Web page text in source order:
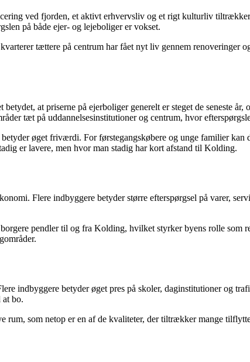
ved fjorden, et aktivt erhvervsliv og et rigt kulturliv
på både ejer- og lejeboliger er vokset.
tættere på centrum har fået nyt liv gennem renoveringer
at priserne på ejerboliger generelt er steget de seneste
tæt på uddannelsesinstitutioner og centrum, hvor
øget friværdi. For førstegangskøbere og unge familier
er lavere, men hvor man stadig har kort afstand til Kolding.
Flere indbyggere betyder større efterspørgsel på varer,
pendler til og fra Kolding, hvilket styrker byens rolle
indbyggere betyder øget pres på skoler, daginstitutioner og
at bo.
rum, som netop er en af de kvaliteter, der tiltrækker mange